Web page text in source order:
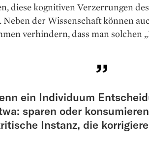
diese kognitiven Verzerrungen
der Wissenschaft können
verhindern, dass man solchen
ein Individuum
sparen oder
Instanz, die